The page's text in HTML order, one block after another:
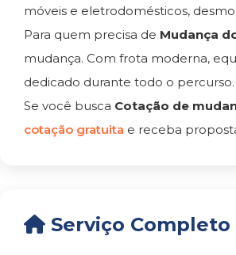
móveis e eletrodomésticos,
Para quem precisa de Mudança
mudança. Com frota moderna,
dedicado durante todo o percurso.
Se você busca Cotação de
cotação gratuita e receba
Serviço